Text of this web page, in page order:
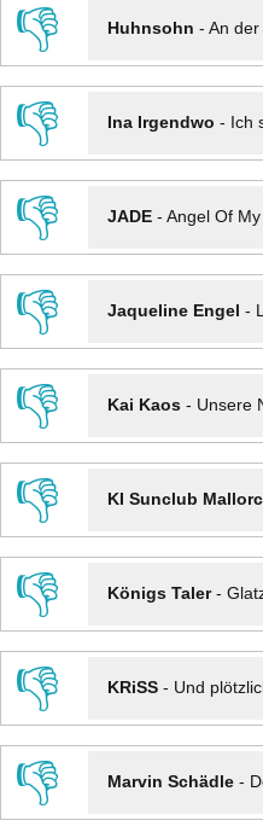
👎
Huhnsohn - An der
👎
Ina Irgendwo - Ich
👎
JADE- Angel Of
👎
Jaqueline Engel -
👎
Kai Kaos- Unsere
👎
KI Sunclub
👎
Königs Taler-
👎
KRiSS- Und
👎
Marvin Schädle-